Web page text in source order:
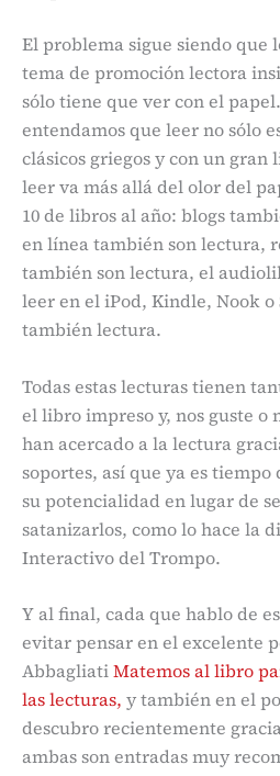
El problema sigue siendo que
tema de promoción lectora
sólo tiene que ver con el
entendamos que leer no sólo
clásicos griegos y con un gran
leer va más allá del olor del
10 de libros al año: blogs
en línea también son lectura,
también son lectura, el
leer en el iPod, Kindle, Nook o
también lectura.
Todas estas lecturas tienen
el libro impreso y, nos guste o
han acercado a la lectura
soportes, así que ya es
su potencialidad en lugar de
satanizarlos, como lo hace la
Interactivo del Trompo.
Y al final, cada que hablo de
evitar pensar en el excelente
AbbagliatiMatemos al libro
las lecturas, y también en el
descubro recientemente
ambas son entradas muy